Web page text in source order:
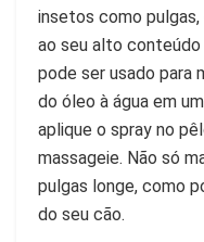
insetos como
ao seu alto
pode ser usado para
do óleo à água em
aplique o spray no
massageie. Não só
pulgas longe, como
do seu cão.